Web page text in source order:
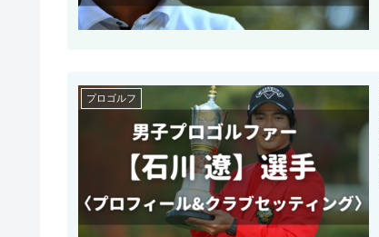
プロゴルフ